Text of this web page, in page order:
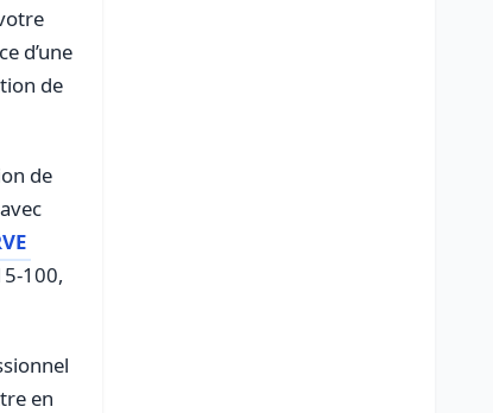
d’une
de
de
100,
en